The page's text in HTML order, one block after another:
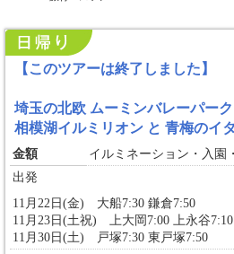
【このツアーは終了しました】
埼玉の北欧 ムーミンバレーパー
相模湖イルミリオン と 青梅のイ
金額
イルミネーション・入園
出発
11月22日(金) 大船7:30 鎌倉7:50
11月23日(土祝) 上大岡7:00 上永谷
11月30日(土) 戸塚7:30 東戸塚7:50